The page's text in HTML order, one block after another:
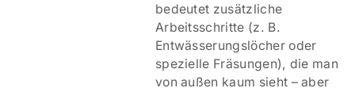
bedeutet zusätzliche
Arbeitsschritte (z. B.
Entwässerungslöcher oder
spezielle Fräsungen), die man
von außen kaum sieht – aber